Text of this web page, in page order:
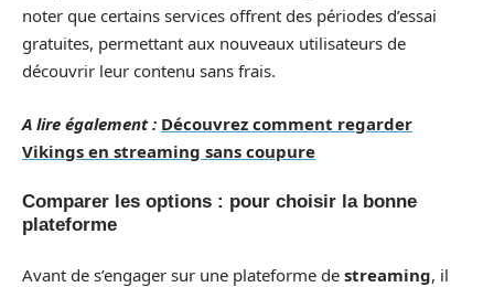
noter que certains services offrent des périodes d’essai
gratuites, permettant aux nouveaux utilisateurs de
découvrir leur contenu sans frais.
A lire également : Découvrez comment regarder
Vikings en streaming sans coupure
Comparer les options : pour choisir la bonne
plateforme
Avant de s’engager sur une plateforme de streaming, il